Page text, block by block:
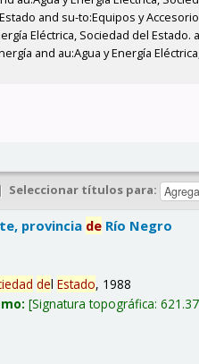
and su-to:Equipos y
Eléctrica, Sociedad del
and au:Agua y Energía
| Seleccionar títulos para:
provincia de Río Negro
delEstado, 1988
Signatura topográfica: